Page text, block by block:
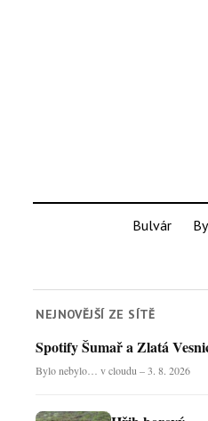
Bulvár
NEJNOVĚJŠÍ ZE SÍTĚ
Spotify Šumař a Zlatá
Bylo nebylo… v cloudu – 3. 8. 2026